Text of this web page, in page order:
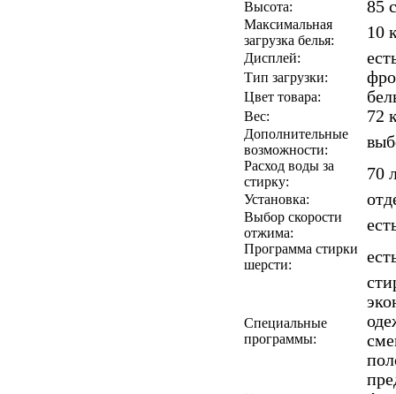
Высота: 85
Максимальная
загрузка белья:
10
Дисплей:
Тип загрузки:
Цвет товара:
Вес: 72
Дополнительные
возможности:
Расход воды за
стирку:
70
Установка:
Выбор скорости
отжима:
Программа стирки
шерсти:
Специальные
программы: